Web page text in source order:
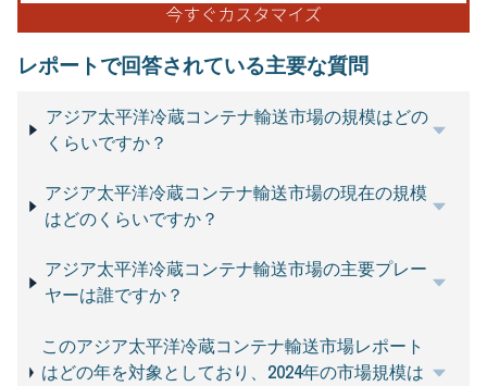
レポートで回答されている主要な質問
アジア太平洋冷蔵コンテナ輸送市場の規模はどの
くらいですか？
アジア太平洋冷蔵コンテナ輸送市場の現在の規模
はどのくらいですか？
アジア太平洋冷蔵コンテナ輸送市場の主要プレー
ヤーは誰ですか？
このアジア太平洋冷蔵コンテナ輸送市場レポート
はどの年を対象としており、2024年の市場規模は